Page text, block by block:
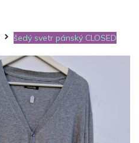
šedý svetr pánský CLOSED